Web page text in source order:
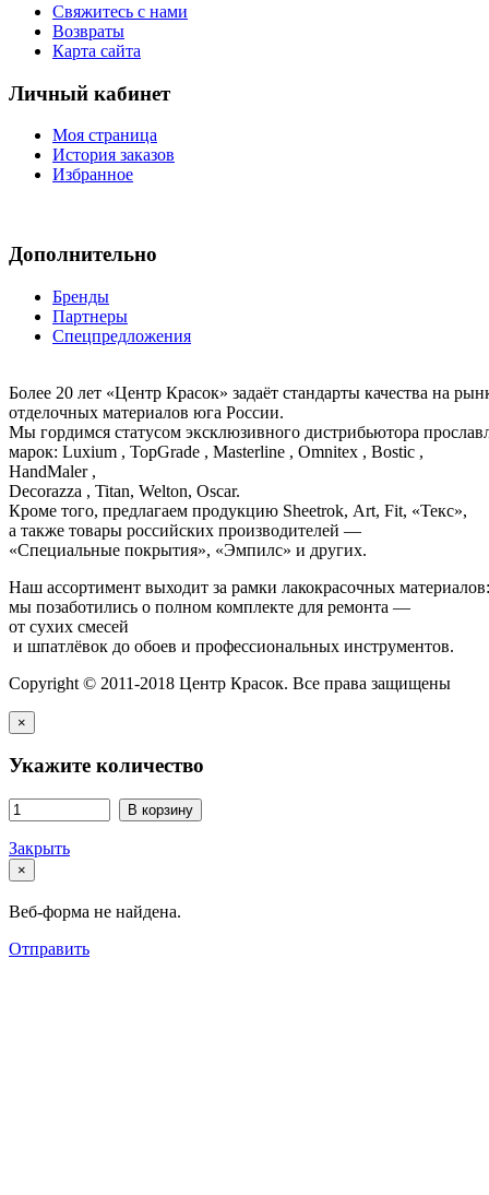
Свяжитесь с нами
Возвраты
Карта сайта
Личный кабинет
Моя страница
История заказов
Избранное
Дополнительно
Бренды
Партнеры
Спецпредложения
Более 20 лет «Центр Красок» задаёт стандарты качества на
отделочных материалов юга России.
Мы гордимся статусом эксклюзивного дистрибьютора
марок: Luxium , TopGrade , Masterline , Omnitex , Bostic ,
HandMaler ,
Decorazza , Titan, Welton, Oscar.
Кроме того, предлагаем продукцию Sheetrok, Art, Fit, «Текс»,
а также товары российских производителей —
«Специальные покрытия», «Эмпилс» и других.
Наш ассортимент выходит за рамки лакокрасочных
мы позаботились о полном комплекте для ремонта —
от сухих смесей
и шпатлёвок до обоев и профессиональных инструментов.
Copyright © 2011-2018 Центр Красок. Все права защищены
×
Укажите количество
В корзину
Закрыть
×
Веб-форма не найдена.
Отправить